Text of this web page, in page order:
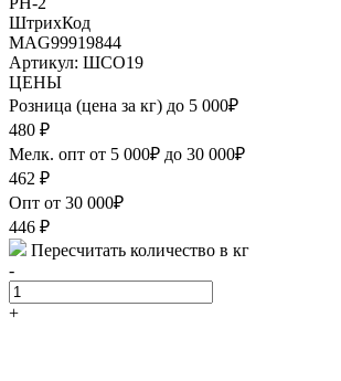
ШтрихКод
MAG99919844
Артикул: ШСО19
ЦЕНЫ
Розница (цена за кг) до 5 000₽
480 ₽
Мелк. опт от 5 000₽ до 30 000₽
462 ₽
Опт от 30 000₽
446 ₽
Пересчитать количество в кг
-
+